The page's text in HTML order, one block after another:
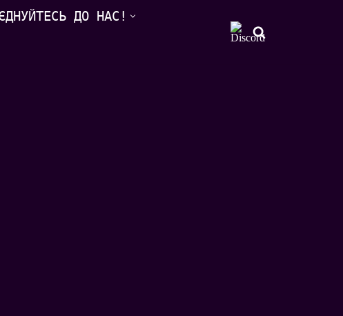
ДО НАС!